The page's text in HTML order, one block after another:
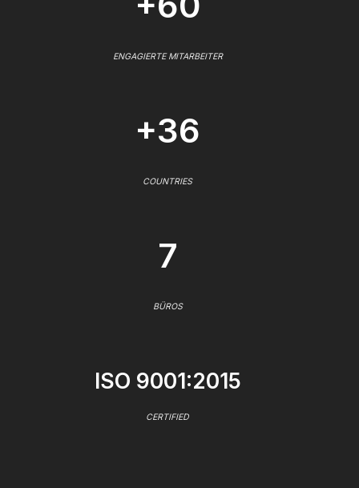
ENGAGIERTE MITARBEITER
+36
COUNTRIES
7
BÜROS
ISO 9001:2015
CERTIFIED